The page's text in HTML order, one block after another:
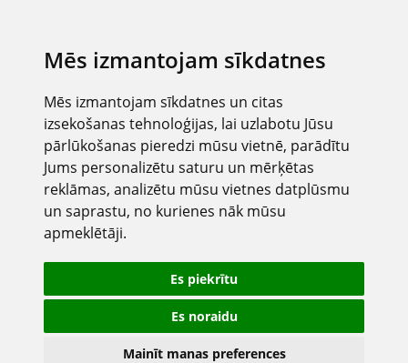
Mēs izmantojam sīkdatnes
Mēs izmantojam sīkdatnes un citas
izsekošanas tehnoloģijas, lai uzlabotu Jūsu
pārlūkošanas pieredzi mūsu vietnē, parādītu
Jums personalizētu saturu un mērķētas
reklāmas, analizētu mūsu vietnes datplūsmu
un saprastu, no kurienes nāk mūsu
apmeklētāji.
Es piekrītu
Es noraidu
Mainīt manas preferences